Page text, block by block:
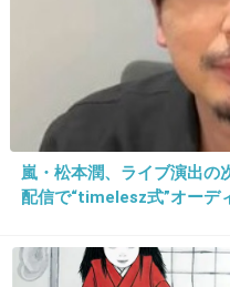
疲れて帰る道で誕生日もす
22. 匿名 2013/05/18(土) 17:10:18
1月1日が誕生日の私。地
行われるんです。
19の時に百貨店の化粧品
嵐・松本潤、ライブ演出の
配信で“timelesz式”オーデ